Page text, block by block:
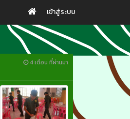
เข้าสู่ระบบ
4 เดือน ที่ผ่านมา